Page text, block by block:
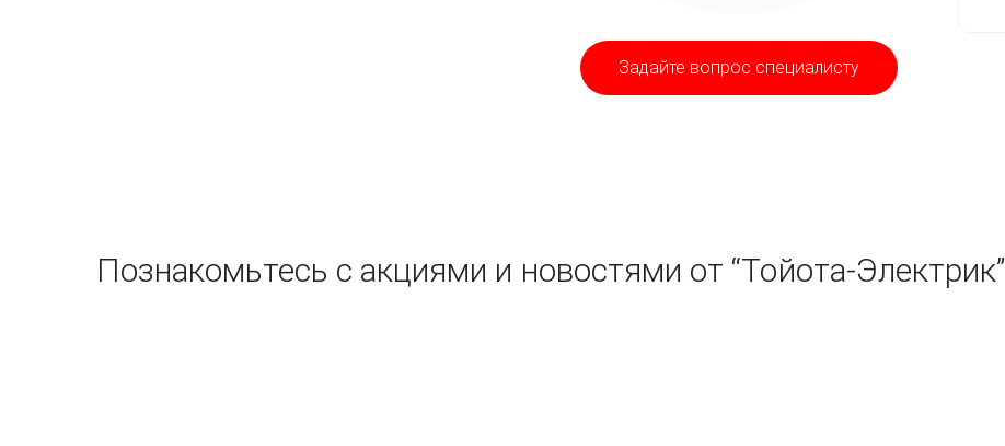
Задайте вопрос специалисту
Познакомьтесь с акциями и новостями от “Тойота-Электрик”